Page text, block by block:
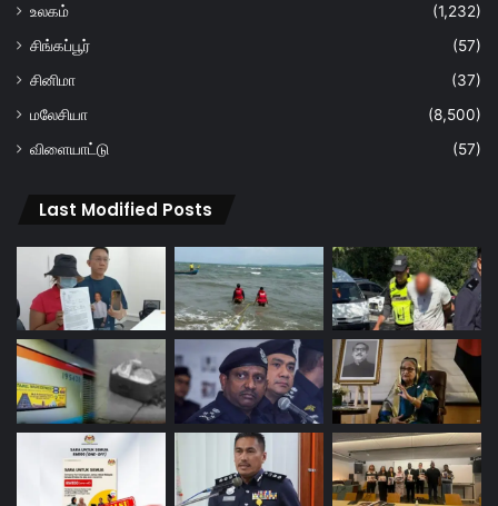
உலகம்
(1,232)
சிங்கப்பூர்
(57)
சினிமா
(37)
மலேசியா
(8,500)
விளையாட்டு
(57)
Last Modified Posts